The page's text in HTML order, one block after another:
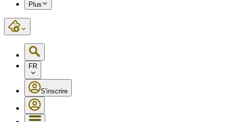
Plus
FR
S'inscrire